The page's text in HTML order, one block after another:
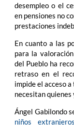
desempleo o el
en pensiones no
prestaciones
En cuanto a las
para la
del Pueblo ha
retraso en el
impide el acceso
necesitan quienes
Ángel Gabilondo
niños